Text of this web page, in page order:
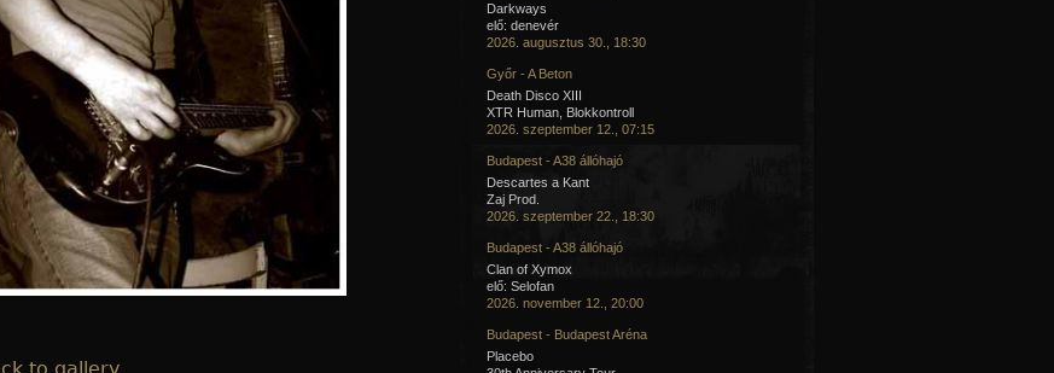
Darkways
elő: denevér
2026. augusztus 30., 18:30
Győr - A Beton
Death Disco XIII
XTR Human, Blokkontroll
2026. szeptember 12., 07:15
Budapest - A38 állóhajó
Descartes a Kant
Zaj Prod.
2026. szeptember 22., 18:30
Budapest - A38 állóhajó
Clan of Xymox
elő: Selofan
2026. november 12., 20:00
Budapest - Budapest Aréna
Placebo